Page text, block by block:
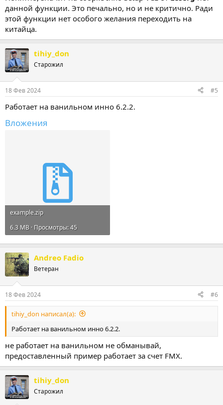
данной функции. Это печально, но и не критично. Ради
этой функции нет особого желания переходить на
китайца.
tihiy_don
Старожил
18 Фев 2024 #5
Работает на ванильном инно 6.2.2.
Вложения
example.zip
6.3 MB · Просмотры: 45
Andreo Fadio
Ветеран
18 Фев 2024 #6
tihiy_don написал(а):
Работает на ванильном инно 6.2.2.
не работает на ванильном не обманывай,
предоставленный пример работает за счет FMX.
tihiy_don
Старожил